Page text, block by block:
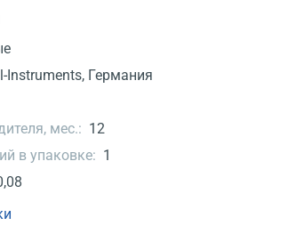
Instruments, Германия
мес.: 12
в упаковке: 1